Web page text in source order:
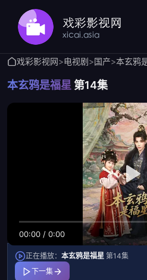
戏彩影视网>电视剧>国产>本玄鸦
本玄鸦是福星 第14集
00:00 / 0:00
正在播放： 本玄鸦是福星 第14集
下一集